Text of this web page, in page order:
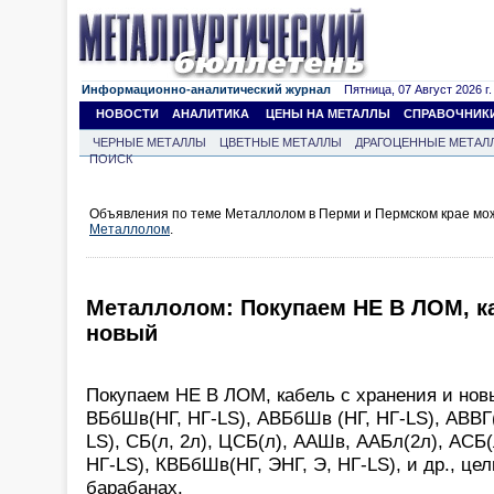
Информационно-аналитический журнал Пятница, 07 Август 2026 г.
НОВОСТИ
АНАЛИТИКА ЦЕНЫ НА МЕТАЛЛЫ
ЧЕРНЫЕ МЕТАЛЛЫ ЦВЕТНЫЕ МЕТАЛЛЫ
ДРАГОЦЕННЫЕ
ПОИСК
Объявления по теме Металлолом в Перми и Пермском крае
Металлолом.
Металлолом: Покупаем НЕ В ЛОМ,
новый
Покупаем НЕ В ЛОМ, кабель с хранения и
ВБбШв(НГ, НГ-LS), АВБбШв (НГ, НГ-LS),
LS), СБ(л, 2л), ЦСБ(л), ААШв, ААБл(2л),
НГ-LS), КВБбШв(НГ, ЭНГ, Э, НГ-LS), и др.,
барабанах.